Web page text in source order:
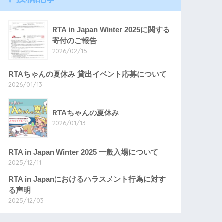
RTA in Japan Winter 2025に関する
寄付のご報告
2026/02/15
RTAちゃんの夏休み 貸出イベント応募について
2026/01/13
RTAちゃんの夏休み
2026/01/13
RTA in Japan Winter 2025 一般入場について
2025/12/11
RTA in Japanにおけるハラスメント行為に対す
る声明
2025/12/03